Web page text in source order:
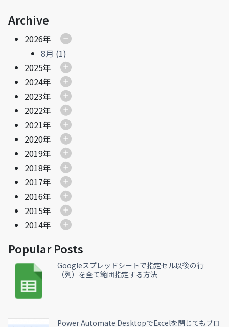
Archive
2026年
8月 (1)
2025年
2024年
2023年
2022年
2021年
2020年
2019年
2018年
2017年
2016年
2015年
2014年
Popular Posts
Googleスプレッドシートで指定セル以後の行
（列）を全て範囲指定する方法
Power Automate DesktopでExcelを閉じてもプロ